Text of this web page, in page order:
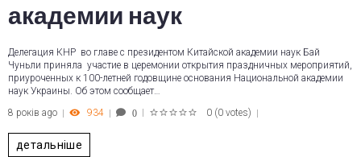
академии наук
Делегация КНР во главе с президентом Китайской академии наук Бай
Чуньли приняла участие в церемонии открытия праздничных мероприятий,
приуроченных к 100-летней годовщине основания Национальной академии
наук Украины. Об этом сообщает…
8 років ago
934 0 0 (0 votes)
детальніше